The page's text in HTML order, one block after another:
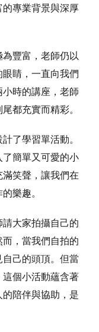
專業背景與深厚
豐富，老師仍以
睛，一直向我們
時的講座，老師
都充實而精彩。
了學習單活動。
簡單又可愛的小
笑聲，讓我們在
樂趣。
大家拍攝自己的
，當我們自拍的
己的頭頂。但當
這個小活動蘊含著
陪伴與協助，是